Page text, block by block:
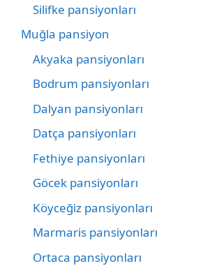
Silifke pansiyonları
Muğla pansiyon
Akyaka pansiyonları
Bodrum pansiyonları
Dalyan pansiyonları
Datça pansiyonları
Fethiye pansiyonları
Göcek pansiyonları
Köyceğiz pansiyonları
Marmaris pansiyonları
Ortaca pansiyonları